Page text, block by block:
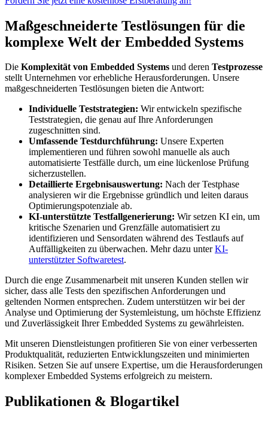
Maßgeschneiderte Testlösungen für die
komplexe Welt der Embedded Systems
Die Komplexität von Embedded Systems und deren Testprozesse
stellt Unternehmen vor erhebliche Herausforderungen. Unsere
maßgeschneiderten Testlösungen bieten die Antwort:
Individuelle Teststrategien: Wir entwickeln spezifische
Teststrategien, die genau auf Ihre Anforderungen
zugeschnitten sind.
Umfassende Testdurchführung: Unsere Experten
implementieren und führen sowohl manuelle als auch
automatisierte Testfälle durch, um eine lückenlose Prüfung
sicherzustellen.
Detaillierte Ergebnisauswertung: Nach der Testphase
analysieren wir die Ergebnisse gründlich und leiten daraus
Optimierungspotenziale ab.
KI-unterstützte Testfallgenerierung: Wir setzen KI ein, um
kritische Szenarien und Grenzfälle automatisiert zu
identifizieren und Sensordaten während des Testlaufs auf
Auffälligkeiten zu überwachen. Mehr dazu unterKI-
unterstützter Softwaretest.
Durch die enge Zusammenarbeit mit unseren Kunden stellen wir
sicher, dass alle Tests den spezifischen Anforderungen und
geltenden Normen entsprechen. Zudem unterstützen wir bei der
Analyse und Optimierung der Systemleistung, um höchste Effizienz
und Zuverlässigkeit Ihrer Embedded Systems zu gewährleisten.
Mit unseren Dienstleistungen profitieren Sie von einer verbesserten
Produktqualität, reduzierten Entwicklungszeiten und minimierten
Risiken. Setzen Sie auf unsere Expertise, um die Herausforderungen
komplexer Embedded Systems erfolgreich zu meistern.
Publikationen & Blogartikel